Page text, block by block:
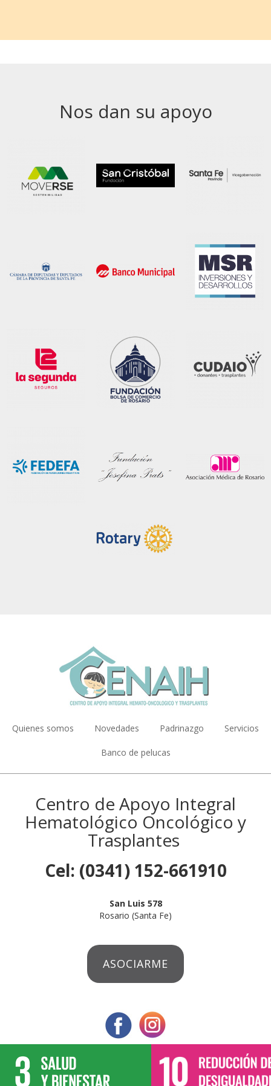
Nos dan su apoyo
Main
Quienes somos Novedades Padrinazgo Servicios
Banco de pelucas
Centro de Apoyo Integral
Hematológico Oncológico y
Trasplantes
Cel: (0341) 152-661910
San Luis 578
Rosario (Santa Fe)
ASOCIARME